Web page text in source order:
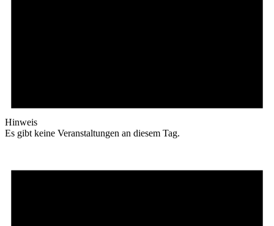
Hinweis
Es gibt keine Veranstaltungen an diesem Tag.